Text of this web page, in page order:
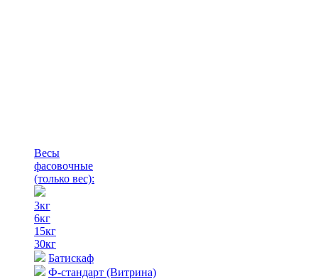
Весы
фасовочные
(только вес):
3кг
6кг
15кг
30кг
Батискаф
Ф-стандарт (Витрина)